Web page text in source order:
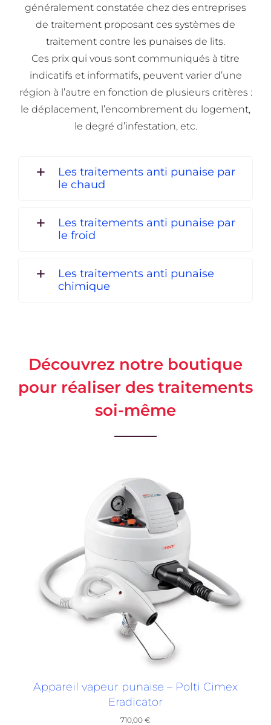
généralement constatée chez des entreprises
de traitement proposant ces systèmes de
traitement contre les punaises de lits.
Ces prix qui vous sont communiqués à titre
indicatifs et informatifs, peuvent varier d’une
région à l’autre en fonction de plusieurs critères :
le déplacement, l’encombrement du logement,
le degré d’infestation, etc.
Les traitements anti punaise par
le chaud
Les traitements anti punaise par
le froid
Les traitements anti punaise
chimique
Découvrez notre boutique
pour réaliser des traitements
soi-même
Appareil vapeur punaise – Polti Cimex
Eradicator
710,00€